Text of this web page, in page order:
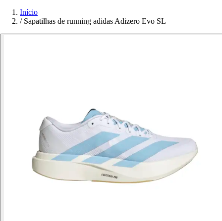
Início
/ Sapatilhas de running adidas Adizero Evo SL